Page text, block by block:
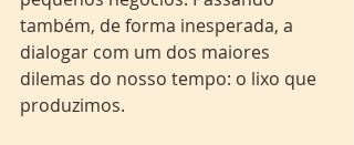
também, de forma inesperada, a
dialogar com um dos maiores
dilemas do nosso tempo: o lixo que
produzimos.